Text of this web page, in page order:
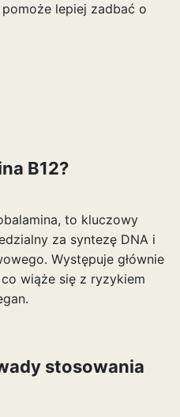
lepiej zadbać o
B12?
to kluczowy
za syntezę DNA i
Występuje głównie
wiąże się z ryzykiem
stosowania